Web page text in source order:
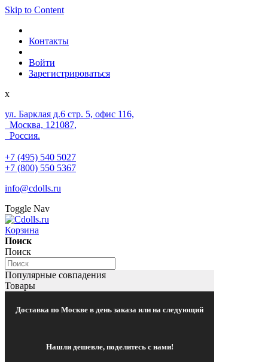
Skip to Content
Контакты
Войти
Зарегистрироваться
x
ул. Барклая д.6 стр. 5, офис 116,
Москва, 121087,
Россия.
+7 (495) 540 5027
+7 (800) 550 5367
info@cdolls.ru
Toggle Nav
Корзина
Поиск
Поиск
Популярные совпадения
Товары
Доставка по Москве в день заказа или на следующий
Нашли дешевле, поделитесь с нами!